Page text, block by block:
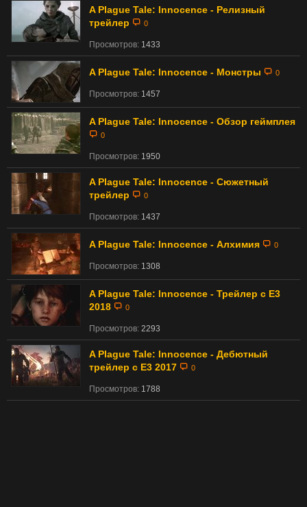
A Plague Tale: Innocence - Релизный
трейлер
0
Просмотров: 1433
A Plague Tale: Innocence - Монстры 0
Просмотров: 1457
A Plague Tale: Innocence - Обзор геймплея
0
Просмотров: 1950
A Plague Tale: Innocence - Сюжетный
трейлер
0
Просмотров: 1437
A Plague Tale: Innocence - Алхимия 0
Просмотров: 1308
A Plague Tale: Innocence - Трейлер с E3
2018
0
Просмотров: 2293
A Plague Tale: Innocence - Дебютный
трейлер с E3 2017
0
Просмотров: 1788